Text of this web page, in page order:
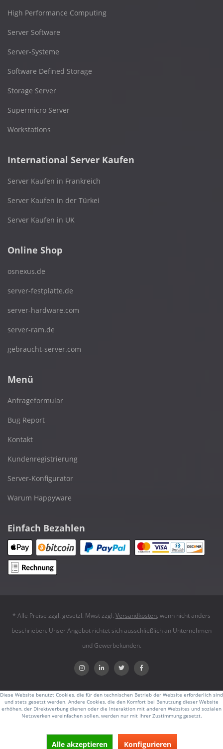
High Performance Computing
Server Software
Server-Systeme
Software Defined Storage
Storage Server
Supermicro Server
Workstations
International Server Kaufen
Server Kaufen in Frankreich
Server Kaufen in der Türkei
Server Kaufen in UK
Online Shop
osnexus.de
server-festplatte.de
server-hardware.com
server-ram.de
gebraucht-server.com
Menü
Anfrageformular
Bug Report
Kontakt
Kundenregistrierung
Server-Konfigurator
Warum Happyware
Einfach Bezahlen
* Alle Preise zzgl. gesetzl. Mwst zzgl. Versandkosten, wenn nicht anders
beschrieben. Unser Angebot richtet sich ausschließlich an Unternehmen
und Gewerbekunden.
Diese Website benutzt Cookies, die für den technischen Betrieb der Website erforderlich sind
und stets gesetzt werden. Andere Cookies, die den Komfort bei Benutzung dieser Website
erhöhen, der Direktwerbung dienen oder die Interaktion mit anderen Websites und sozialen
Netzwerken vereinfachen sollen, werden nur mit Ihrer Zustimmung gesetzt.
Alle akzeptieren Konfigurieren